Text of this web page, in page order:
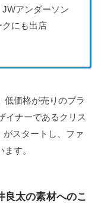
アンダーソン
クにも出店
低価格が売りのブラ
イナーであるクリス
がスタートし、ファ
す。
太の素材へのこ